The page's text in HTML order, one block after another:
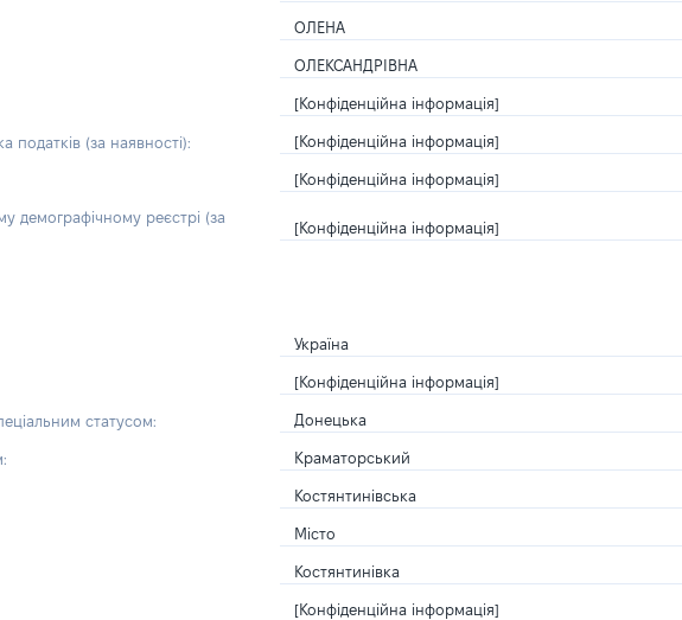
ОЛЕНА
ОЛЕКСАНДРІВНА
[Конфіденційна інформація]
податків (за наявності): [Конфіденційна інформація]
[Конфіденційна інформація]
демографічному реєстрі (за
[Конфіденційна інформація]
Україна
[Конфіденційна інформація]
статусом: Донецька
Краматорський
Костянтинівська
Місто
Костянтинівка
[Конфіденційна інформація]